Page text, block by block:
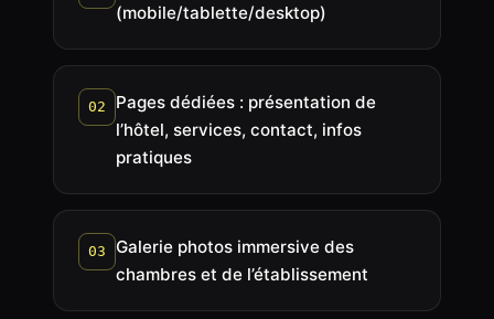
(mobile/tablette/desktop)
02
Pages dédiées : présentation de
l’hôtel, services, contact, infos
pratiques
03
Galerie photos immersive des
chambres et de l’établissement